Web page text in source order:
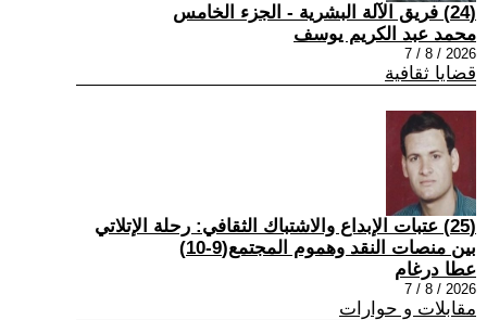
(24) فريق الآلة البشرية - الجزء الخامس
محمد عبد الكريم يوسف
2026 / 8 / 7
قضايا ثقافية
(25) عتبات الإبداع والاشتباك الثقافي: رحلة الإتلاتي
بين منصات النقد وهموم المجتمع(9-10)
عطا درغام
2026 / 8 / 7
مقابلات و حوارات